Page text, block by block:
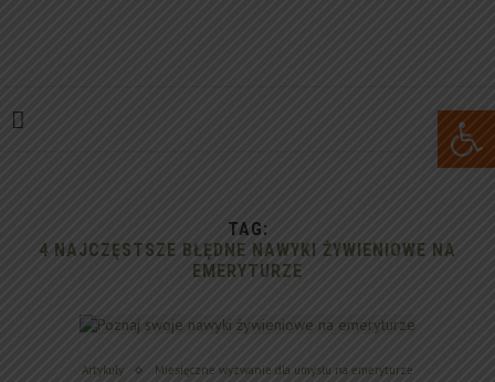
TAG:
4 NAJCZĘSTSZE BŁĘDNE NAWYKI ŻYWIENIOWE NA
EMERYTURZE
Artykuły Miesięczne wyzwanie dla umysłu na emeryturze